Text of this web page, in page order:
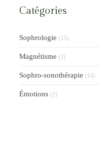
Catégories
Sophrologie (15)
Magnétisme (1)
Sophro-sonothérapie (14)
Émotions (2)